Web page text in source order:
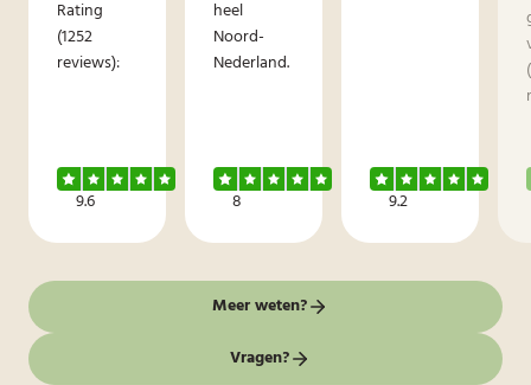
Rating
(1252
reviews):
9.6
heel
Noord-
Nederland.
8 9.2
Meer weten?
Vragen?